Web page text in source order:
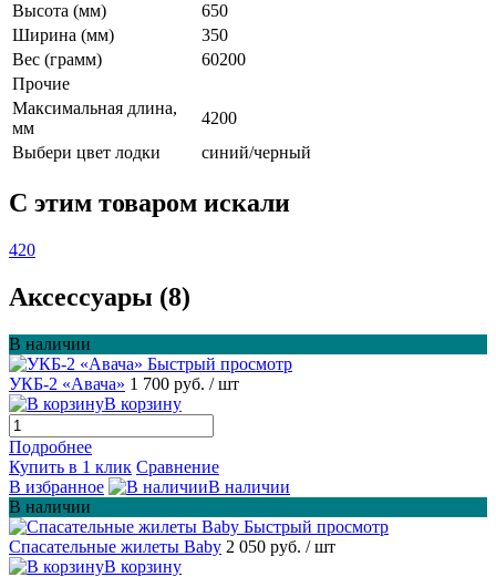
Высота (мм)
650
Ширина (мм)
350
Вес (грамм)
60200
Прочие
Максимальная длина,
мм
4200
Выбери цвет лодки
синий/черный
C этим товаром искали
420
Аксессуары (8)
В наличии
Быстрый просмотр
УКБ-2 «Авача» 1 700 руб. / шт
В корзину
Подробнее
Купить в 1 клик Сравнение
В избранное
В наличии
В наличии
Быстрый просмотр
Спасательные жилеты Baby 2 050 руб. / шт
В корзину